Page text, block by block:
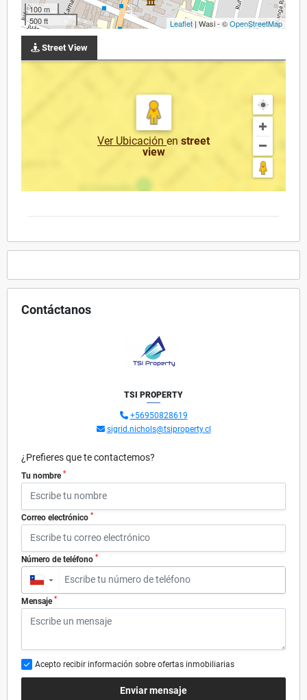
100 m
500 ft
Leaflet| Wasi - ©OpenStreetMap
Street View
Ver Ubicación en street
view
Contáctanos
TSI PROPERTY
+56950828619
sigrid.nichols@tsiproperty.cl
¿Prefieres que te contactemos?
Tu nombre *
Correo electrónico *
Número de teléfono *
▼
Mensaje *
Acepto recibir información sobre ofertas inmobiliarias
Enviar mensaje